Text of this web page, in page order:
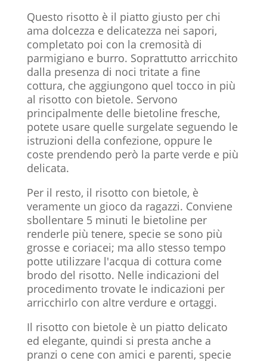
Questo risotto è il piatto giusto per chi
ama dolcezza e delicatezza nei sapori,
completato poi con la cremosità di
parmigiano e burro. Soprattutto arricchito
dalla presenza di noci tritate a fine
cottura, che aggiungono quel tocco in più
al risotto con bietole. Servono
principalmente delle bietoline fresche,
potete usare quelle surgelate seguendo le
istruzioni della confezione, oppure le
coste prendendo però la parte verde e più
delicata.
Per il resto, il risotto con bietole, è
veramente un gioco da ragazzi. Conviene
sbollentare 5 minuti le bietoline per
renderle più tenere, specie se sono più
grosse e coriacei; ma allo stesso tempo
potte utilizzare l'acqua di cottura come
brodo del risotto. Nelle indicazioni del
procedimento trovate le indicazioni per
arricchirlo con altre verdure e ortaggi.
Il risotto con bietole è un piatto delicato
ed elegante, quindi si presta anche a
pranzi o cene con amici e parenti, specie